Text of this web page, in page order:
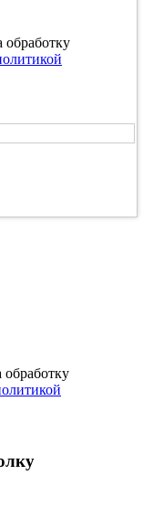
обработку
обработку